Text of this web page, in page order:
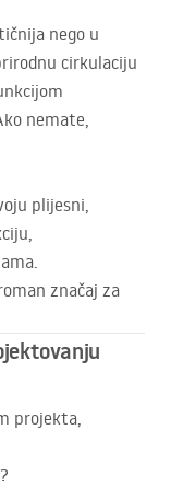
nego u
cirkulaciju
nemate,
plijesni,
značaj za
projekta,